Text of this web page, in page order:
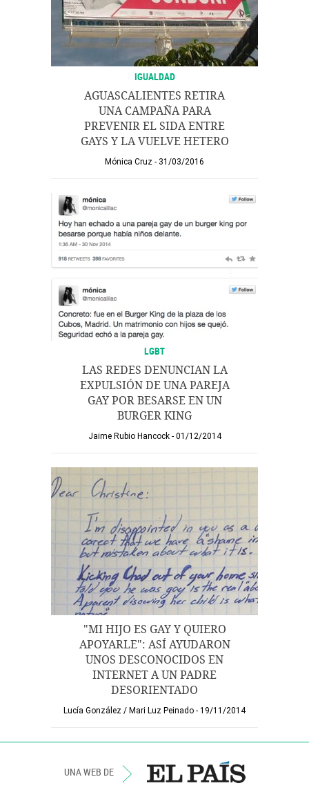
IGUALDAD
AGUASCALIENTES RETIRA
UNA CAMPAÑA PARA
PREVENIR EL SIDA ENTRE
GAYS Y LA VUELVE HETERO
Mónica Cruz 31/03/2016
LGBT
LAS REDES DENUNCIAN LA
EXPULSIÓN DE UNA PAREJA
GAY POR BESARSE EN UN
BURGER KING
Jaime Rubio Hancock 01/12/2014
"MI HIJO ES GAY Y QUIERO
APOYARLE": ASÍ AYUDARON
UNOS DESCONOCIDOS EN
INTERNET A UN PADRE
DESORIENTADO
Lucía González / Mari Luz Peinado 19/11/2014
UNA WEB DE